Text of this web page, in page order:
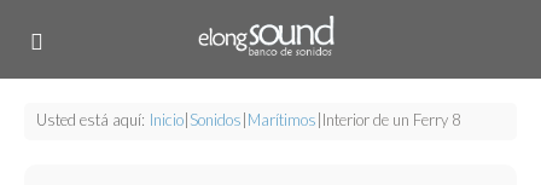
Usted está aquí: Inicio Sonidos Marítimos Interior de un Ferry 8